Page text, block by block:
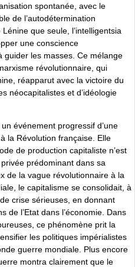
spontanée, avec le
de l’autodétermination
que seule, l’intelligentsia
une conscience
guider les masses. Ce mélange
révolutionnaire, qui
réapparut avec la victoire du
néocapitalistes et d’idéologie
événement progressif d’une
la Révolution française. Elle
de production capitaliste n’est
prédominant dans sa
de la vague révolutionnaire à la
le capitalisme se consolidait, à
crise sérieuses, en donnant
de l’Etat dans l’économie. Dans
ce phénomène prit la
les politiques impérialistes
guerre mondiale. Plus encore
montra clairement que le